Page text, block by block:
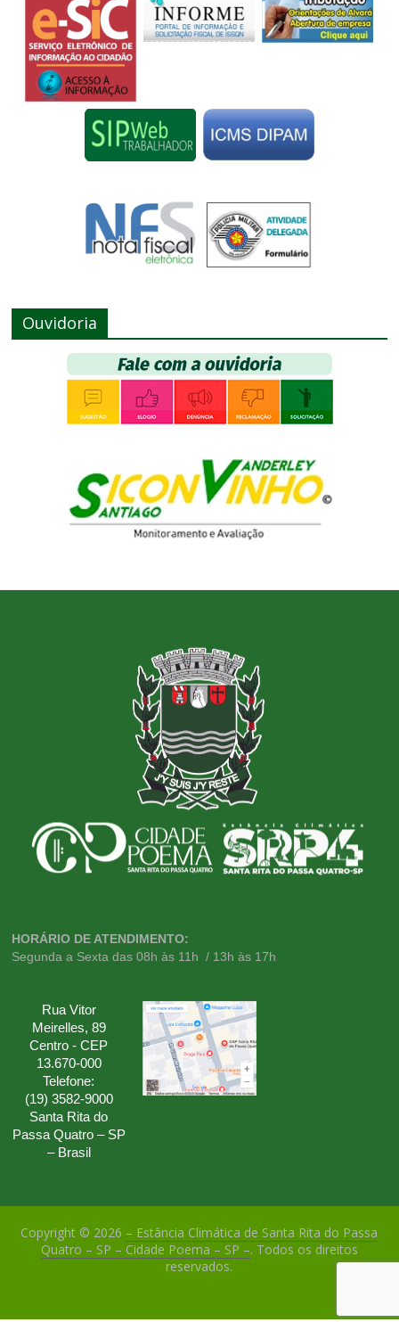
Ouvidoria
HORÁRIO DE ATENDIMENTO:
Segunda a Sexta das 08h às 11h / 13h às 17h
Rua Vitor
Meirelles, 89
Centro - CEP
13.670-000
Telefone:
(19) 3582-9000
Santa Rita do
Passa Quatro – SP
– Brasil
Copyright © 2026 – Estância Climática de Santa Rita do Passa
Quatro – SP – Cidade Poema – SP –. Todos os direitos
reservados.